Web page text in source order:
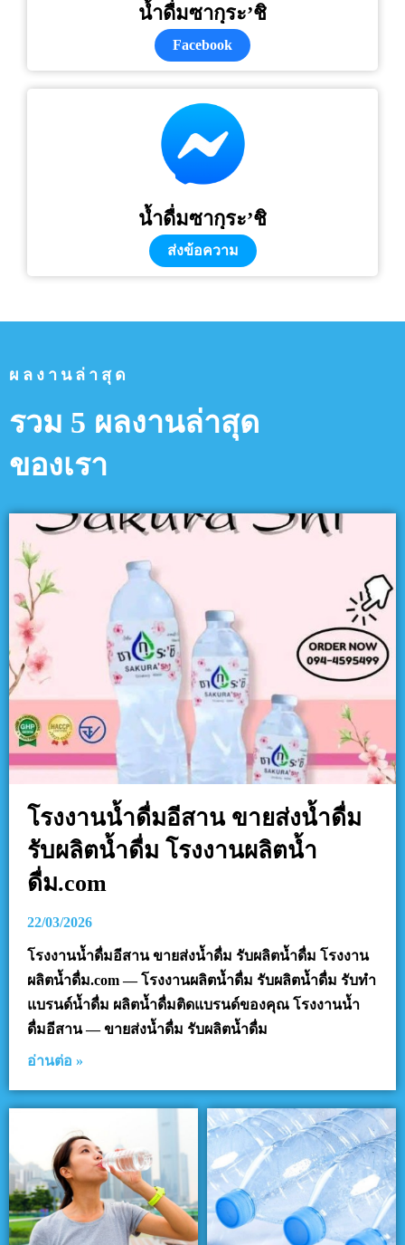
น้ำดื่มซากุระ’ชิ
Facebook
น้ำดื่มซากุระ’ชิ
ส่งข้อความ
ผลงานล่าสุด
รวม 5 ผลงานล่าสุด
ของเรา
โรงงานน้ำดื่มอีสาน ขายส่งน้ำดื่ม
รับผลิตน้ำดื่ม โรงงานผลิตน้ำ
ดื่ม.com
22/03/2026
โรงงานน้ำดื่มอีสาน ขายส่งน้ำดื่ม รับผลิตน้ำดื่ม โรงงาน
ผลิตน้ำดื่ม.com — โรงงานผลิตน้ำดื่ม รับผลิตน้ำดื่ม รับทำ
แบรนด์น้ำดื่ม ผลิตน้ำดื่มติดแบรนด์ของคุณ โรงงานน้ำ
ดื่มอีสาน — ขายส่งน้ำดื่ม รับผลิตน้ำดื่ม
อ่านต่อ »